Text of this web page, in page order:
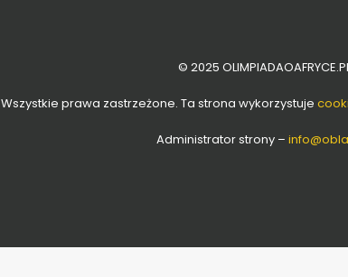
© 2025
Wszystkie prawa zastrzeżone. Ta strona wykorzystuje
Administrator strony – info